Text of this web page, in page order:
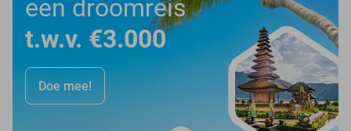
een droomreis
t.w.v. €3.000
Doe mee!